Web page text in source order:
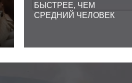
БЫСТРЕЕ, ЧЕМ
СРЕДНИЙ ЧЕЛОВЕК